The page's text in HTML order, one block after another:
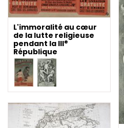
L'immoralité au cœur
de la lutte religieuse
pendant la IIIe
République